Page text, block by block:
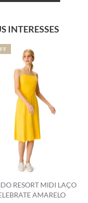
INTERESSES
RESORT MIDI LAÇO
AMARELO